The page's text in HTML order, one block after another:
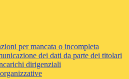
per mancata o incompleta
dei dati da parte dei titolari
dirigenziali